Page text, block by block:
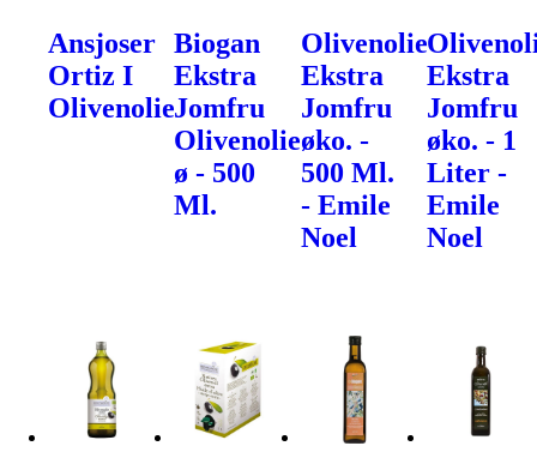
Ansjoser
Ortiz I
Olivenolie
Biogan
Ekstra
Jomfru
Olivenolie
ø - 500
Ml.
Olivenolie
Ekstra
Jomfru
øko. -
500 Ml.
- Emile
Noel
Ekstra
Jomfru
øko. - 1
Liter -
Emile
Noel